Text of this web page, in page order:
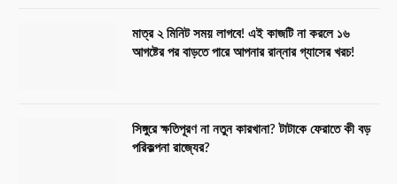
মাত্র ২ মিনিট সময় লাগবে! এই কাজটি না করলে ১৬
আগষ্টের পর বাড়তে পারে আপনার রান্নার গ্যাসের খরচ!
সিঙ্গুরে ক্ষতিপূরণ না নতুন কারখানা? টাটাকে ফেরাতে কী বড়
পরিকল্পনা রাজ্যের?